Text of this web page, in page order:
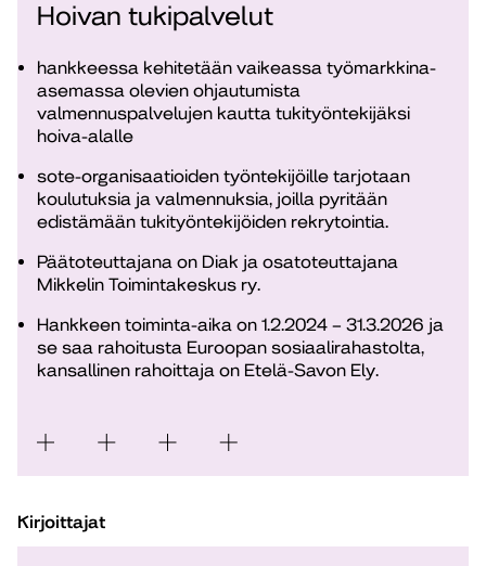
Hoivan tukipalvelut
hankkeessa kehitetään vaikeassa työmarkkina-
asemassa olevien ohjautumista
valmennuspalvelujen kautta tukityöntekijäksi
hoiva-alalle
sote-organisaatioiden työntekijöille tarjotaan
koulutuksia ja valmennuksia, joilla pyritään
edistämään tukityöntekijöiden rekrytointia.
Päätoteuttajana on Diak ja osatoteuttajana
Mikkelin Toimintakeskus ry.
Hankkeen toiminta-aika on 1.2.2024 – 31.3.2026 ja
se saa rahoitusta Euroopan sosiaalirahastolta,
kansallinen rahoittaja on Etelä-Savon Ely.
Kirjoittajat